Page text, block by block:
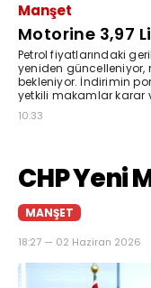
Manşet
Motorine 3,97
Petrol fiyatlarındaki
yeniden güncelleniyor,
bekleniyor. İndirimin
yetkili makamlar karar
10:33